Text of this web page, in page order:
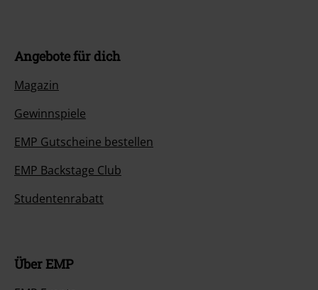
Angebote für dich
Magazin
Gewinnspiele
EMP Gutscheine bestellen
EMP Backstage Club
Studentenrabatt
Über EMP